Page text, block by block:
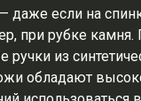
даже если на
при рубке
ручки из
обладают